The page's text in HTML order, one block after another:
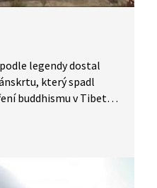
legendy dostal
který spadl
buddhismu v Tibetu
Postupně tu vznikaly
V Tibetu se
Nejvýznamnějším